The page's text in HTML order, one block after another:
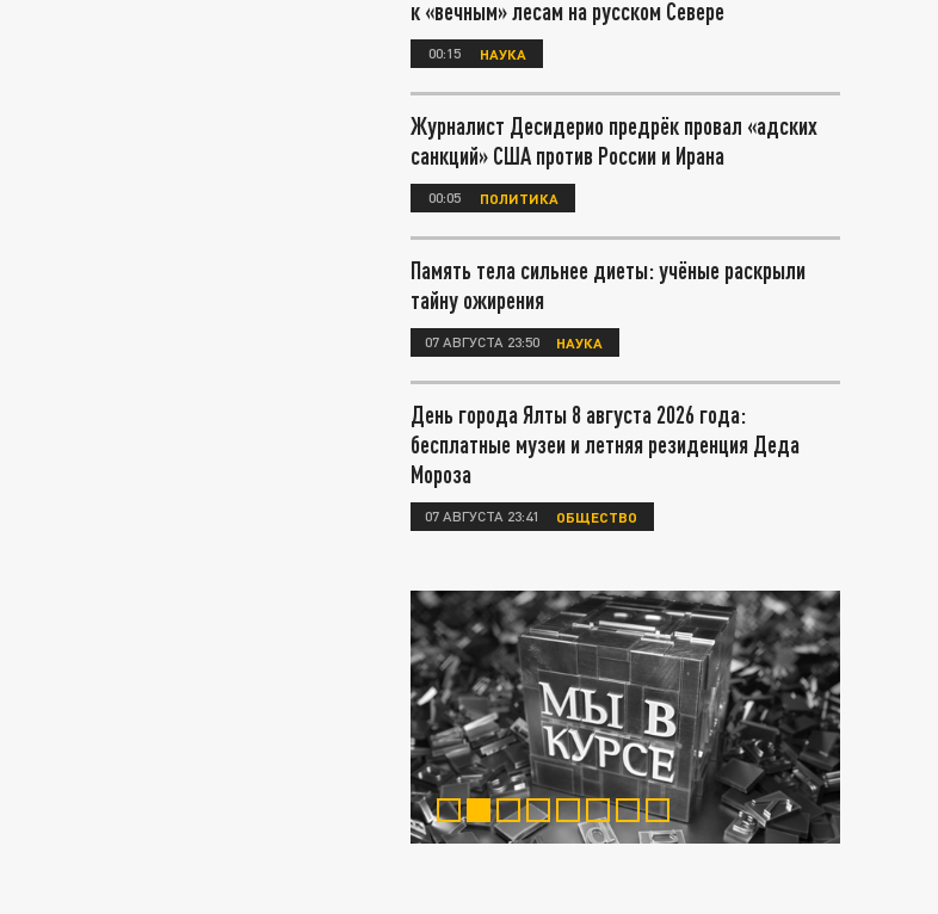
к «вечным» лесам на русском Севере
00:15 НАУКА
Журналист Десидерио предрёк провал «адских
санкций» США против России и Ирана
00:05 ПОЛИТИКА
Память тела сильнее диеты: учёные раскрыли
тайну ожирения
07 АВГУСТА 23:50 НАУКА
День города Ялты 8 августа 2026 года:
бесплатные музеи и летняя резиденция Деда
Мороза
07 АВГУСТА 23:41 ОБЩЕСТВО